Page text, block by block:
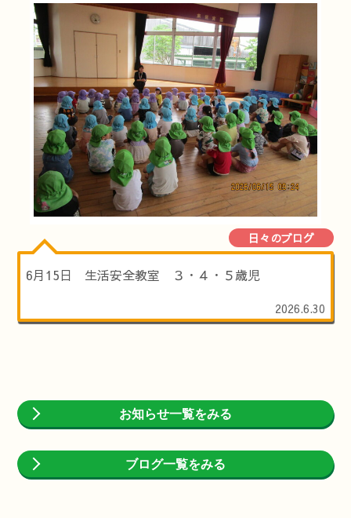
日々のブログ
6月15日 生活安全教室 ３・４・５歳児
2026.6.30
お知らせ一覧をみる
ブログ一覧をみる